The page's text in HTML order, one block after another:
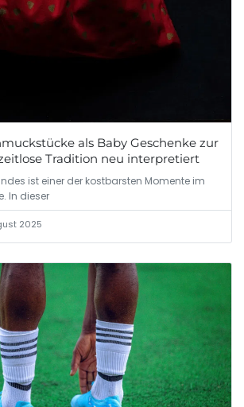
als Baby Geschenke zur
Tradition neu interpretiert
ist einer der kostbarsten Momente im
In dieser
2025